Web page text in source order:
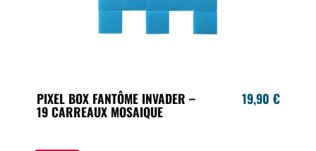
PIXEL BOX FANTÔME INVADER –
19 CARREAUX MOSAIQUE
19,90 €